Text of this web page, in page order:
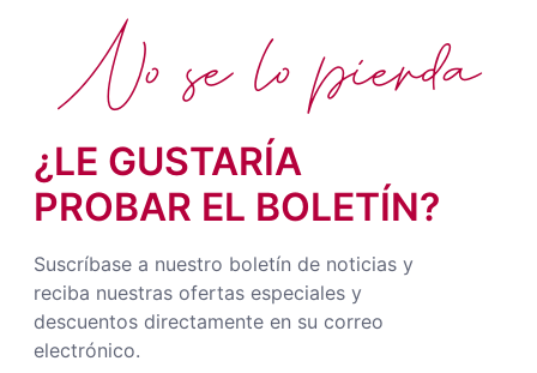
¿LE GUSTARÍA
PROBAR EL BOLETÍN?
Suscríbase a nuestro boletín de noticias y
reciba nuestras ofertas especiales y
descuentos directamente en su correo
electrónico.
No se lo pierda